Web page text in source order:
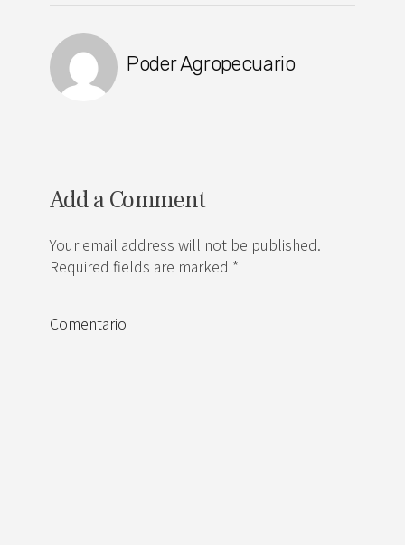
Poder Agropecuario
Add a Comment
Your email address will not be published.
Required fields are marked *
Comentario